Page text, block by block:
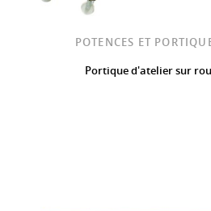
POTENCES ET
Portique d'atelier sur